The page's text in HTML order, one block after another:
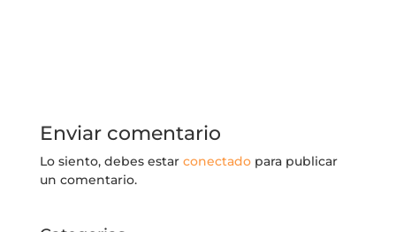
Enviar comentario
Lo siento, debes estar conectadopara publicar
un comentario.